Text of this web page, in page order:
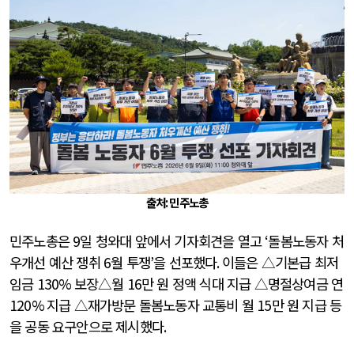
출처: 민주노총
민주노총은9일 청와대 앞에서 기자회견을 열고‘돌봄노동자 처
우개선 예산 쟁취 6월 투쟁’을 선포했다.이들은 △기본급 최저
임금 130% 보장△월 16만 원 정액 식대 지급 △명절상여금 연
120%지급 △재가방문 돌봄노동자 교통비 월 15만 원 지급 등
을 공동 요구안으로 제시했다.